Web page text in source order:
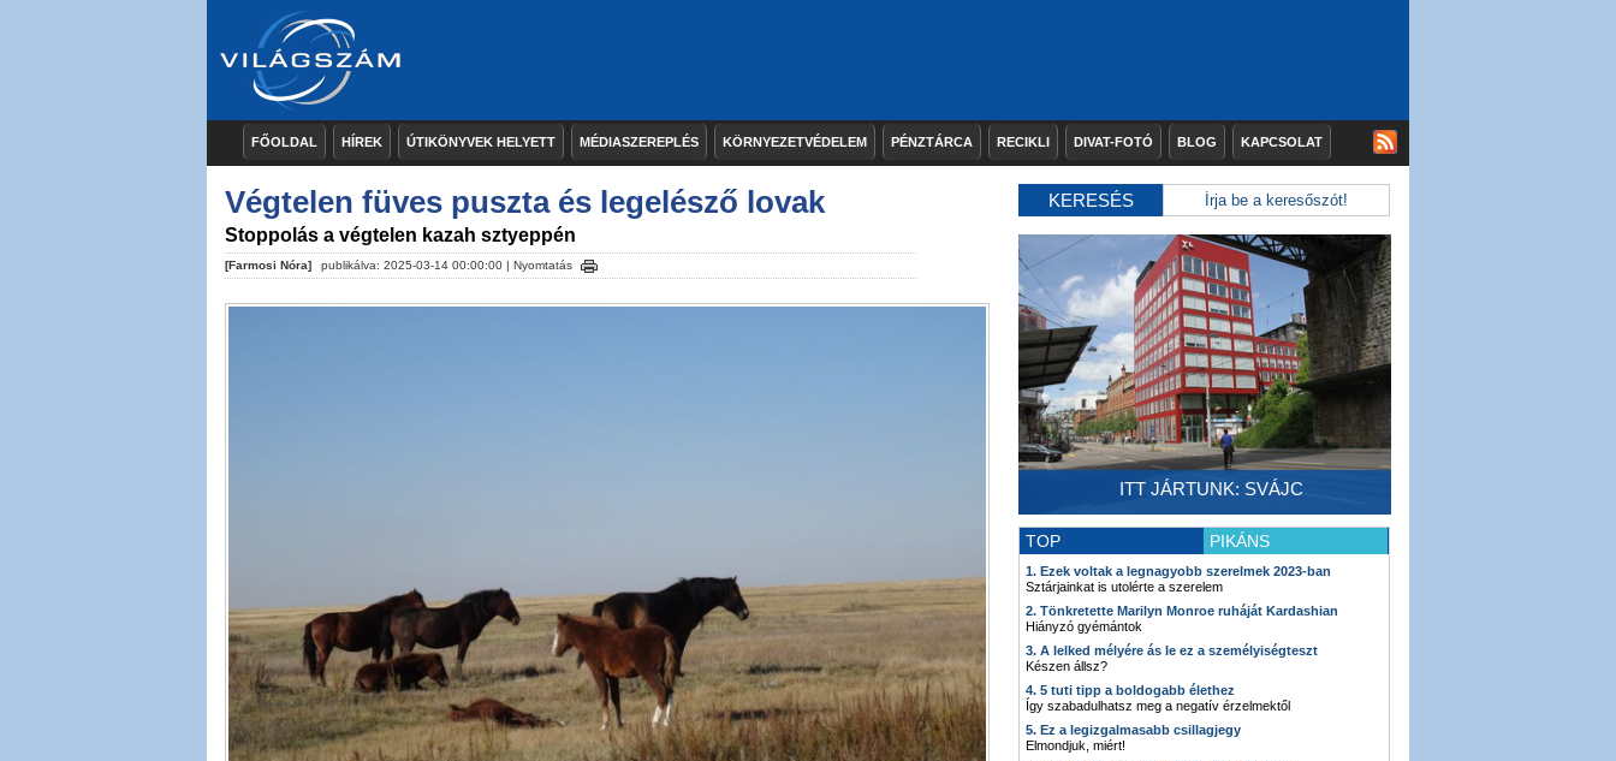
FŐOLDAL HÍREK ÚTIKÖNYVEK HELYETT MÉDIASZEREPLÉS KÖRNYEZETVÉDELEM PÉNZTÁRCA RECIKLI DIVAT-FOTÓ BLOG KAPCSOLAT
Végtelen füves puszta és legelésző lovak
Stoppolás a végtelen kazah sztyeppén
[Farmosi Nóra] publikálva: 2025-03-14 00:00:00 | Nyomtatás
KERESÉS
ITT JÁRTUNK: SVÁJC
TOP PIKÁNS
1. Ezek voltak a legnagyobb szerelmek 2023-ban
Sztárjainkat is utolérte a szerelem
2. Tönkretette Marilyn Monroe ruháját Kardashian
Hiányzó gyémántok
3. A lelked mélyére ás le ez a személyiségteszt
Készen állsz?
4. 5 tuti tipp a boldogabb élethez
Így szabadulhatsz meg a negatív érzelmektől
5. Ez a legizgalmasabb csillagjegy
Elmondjuk, miért!